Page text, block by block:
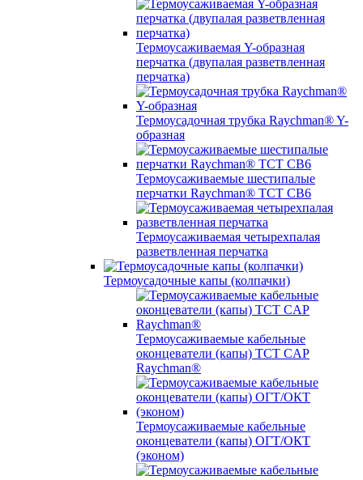
Термоусаживаемая Y-образная
перчатка (двупалая разветвленная
перчатка)
Термоусадочная трубка Raychman® Y-
образная
Термоусаживаемые шестипалые
перчатки Raychman® ТСТ СВ6
Термоусаживаемая четырехпалая
разветвленная перчатка
Термоусадочные капы (колпачки)
Термоусаживаемые кабельные
оконцеватели (капы) ТCT CAP
Raychman®
Термоусаживаемые кабельные
оконцеватели (капы) ОГТ/ОКТ
(эконом)